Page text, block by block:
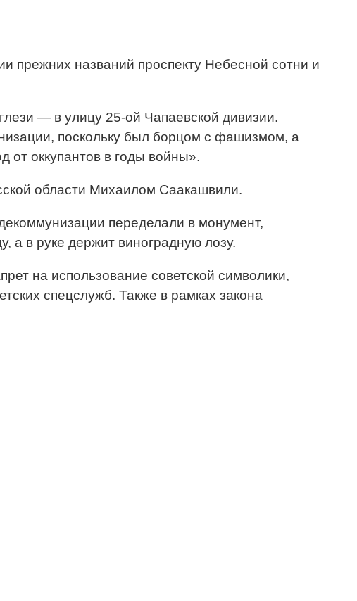
прежних названий проспекту Небесной сотни и
— в улицу 25-ой Чапаевской дивизии.
поскольку был борцом с фашизмом, а
оккупантов в годы войны».
области Михаилом Саакашвили.
переделали в монумент,
в руке держит виноградную лозу.
на использование советской символики,
спецслужб. Также в рамках закона